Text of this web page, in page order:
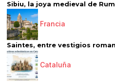
Sibiu, la joya medieval de
Francia
Saintes, entre vestigios
Cataluña